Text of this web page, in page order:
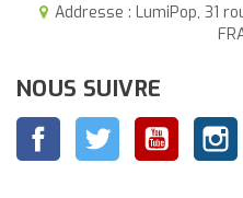
Addresse : LumiPop, 31
NOUS SUIVRE
Facebook Twitter YouTube